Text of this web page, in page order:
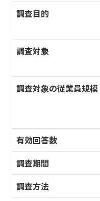
調査目的
調査対象
調査対象の従業員規模
有効回答数
調査期間
調査方法